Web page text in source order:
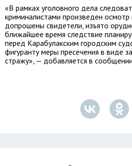
«В рамках уголовного дела
криминалистами произведен осмотр
допрошены свидетели, изъято
ближайшее время следствие
перед Карабулакским городским
фигуранту меры пресечения в виде
стражу», — добавляется в